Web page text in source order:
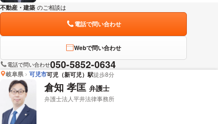
不動産・建築 のご相談は
電話で問い合わせ
Webで問い合わせ
電話で問い合わせ050-5852-0634
岐阜県 可児市可児（新可児）駅徒歩8分
倉知 孝匡 弁護士
弁護士法人平井法律事務所